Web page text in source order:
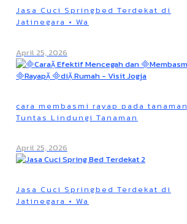
Jasa Cuci Springbed Terdekat di
Jatinegara • Wa
April 25, 2026
cara membasmi rayap pada tanaman
Tuntas Lindungi Tanaman
April 25, 2026
Jasa Cuci Springbed Terdekat di
Jatinegara • Wa